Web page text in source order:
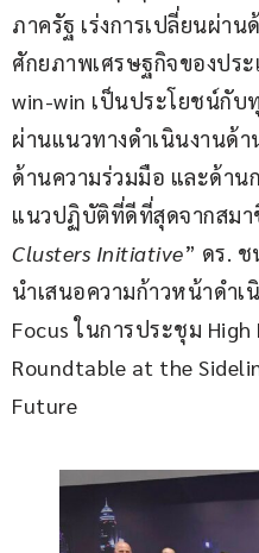
ภาครัฐ เร่งการเปลี่ยนผ่าน
ศักยภาพเศรษฐกิจของปร
win-win เป็นประโยชน์กับ
ผ่านแนวทางดำเนินงานด้
ด้านความร่วมมือ และด้าน
แนวปฏิบัติที่ดีที่สุดจากสมา
Clusters Initiative” ดร.
นำเสนอความก้าวหน้าดำเ
Focus ในการประชุม
Roundtable at the
Future